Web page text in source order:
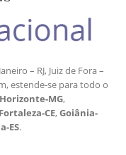
– RJ, Juiz de Fora –
estende-se para todo o
MG,
Fortaleza-CE,Goiânia-
ES.